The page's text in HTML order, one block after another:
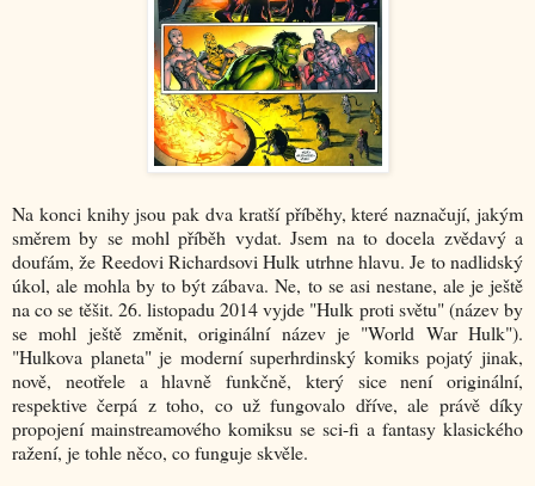
Na konci knihy jsou pak dva kratší příběhy, které naznačují, jakým
směrem by se mohl příběh vydat. Jsem na to docela zvědavý a
doufám, že Reedovi Richardsovi Hulk utrhne hlavu. Je to nadlidský
úkol, ale mohla by to být zábava. Ne, to se asi nestane, ale je ještě
na co se těšit. 26. listopadu 2014 vyjde "Hulk proti světu" (název by
se mohl ještě změnit, originální název je "World War Hulk").
"Hulkova planeta" je moderní superhrdinský komiks pojatý jinak,
nově, neotřele a hlavně funkčně, který sice není originální,
respektive čerpá z toho, co už fungovalo dříve, ale právě díky
propojení mainstreamového komiksu se sci-fi a fantasy klasického
ražení, je tohle něco, co funguje skvěle.